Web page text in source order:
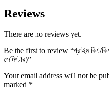
Reviews
There are no reviews yet.
Be the first to review “প্রাইম বিএ/
সেমিস্টার)”
Your email address will not be
marked *